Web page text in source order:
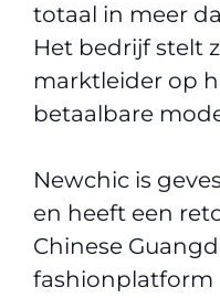
totaal in meer
Het bedrijf stelt
marktleider op
betaalbare
Newchic is
en heeft een
Chinese
fashionplatform